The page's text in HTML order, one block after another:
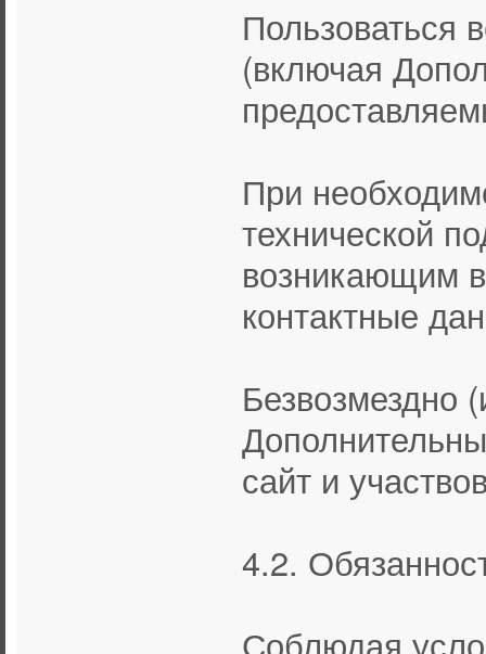
Пользоваться
(включая
При
технической
возникающим
контактные
Безвозмездно
сайт и
4.2.
Соблюдая